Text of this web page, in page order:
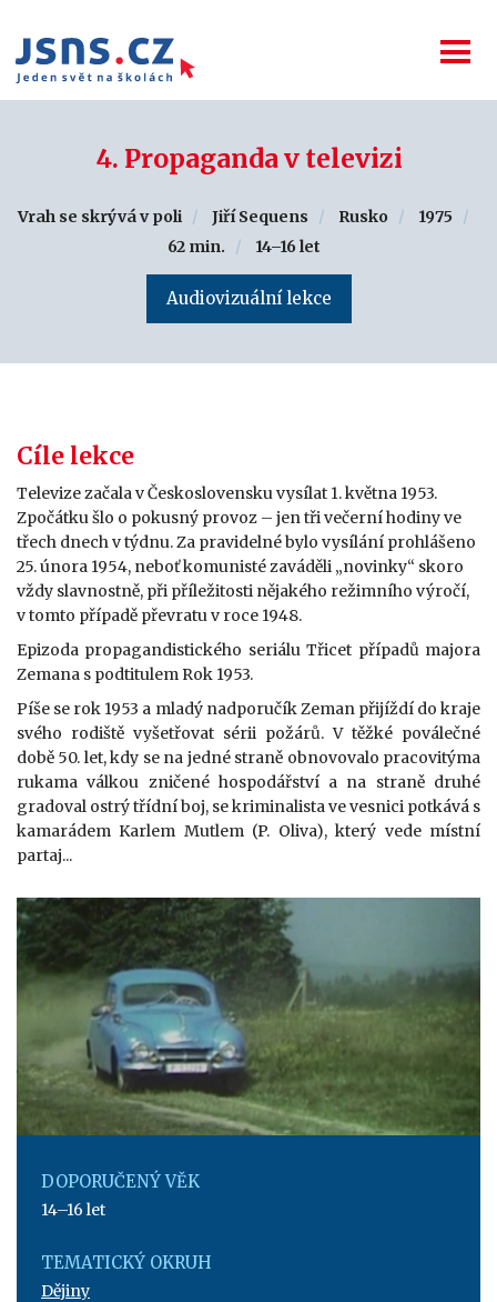
4. Propaganda v televizi
Vrah se skrývá v poli Jiří Sequens Rusko
1975
62 min.
14–16 let
Audiovizuální lekce
Cíle lekce
Televize začala v Československu vysílat 1. května 1953.
Zpočátku šlo o pokusný provoz – jen tři večerní hodiny ve
třech dnech v týdnu. Za pravidelné bylo vysílání prohlášeno
25. února 1954, neboť komunisté zaváděli „novinky“ skoro
vždy slavnostně, při příležitosti nějakého režimního výročí,
v tomto případě převratu v roce 1948.
Epizoda propagandistického seriálu Třicet případů majora
Zemana s podtitulem Rok 1953.
Píše se rok 1953 a mladý nadporučík Zeman přijíždí do kraje
svého rodiště vyšetřovat sérii požárů. V těžké poválečné
době 50. let, kdy se na jedné straně obnovovalo pracovitýma
rukama válkou zničené hospodářství a na straně druhé
gradoval ostrý třídní boj, se kriminalista ve vesnici potkává s
kamarádem Karlem Mutlem (P. Oliva), který vede místní
partaj...
DOPORUČENÝ VĚK
14–16 let
TEMATICKÝ OKRUH
Dějiny